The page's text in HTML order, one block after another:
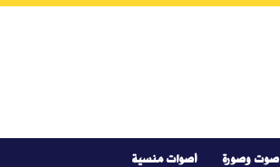
صوت وصورة أصوات منسية